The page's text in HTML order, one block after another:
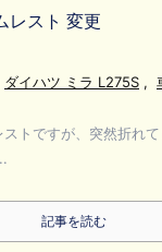
レスト 変更
ダイハツ ミラ L275S ,
トですが、突然折れ
記事を読む